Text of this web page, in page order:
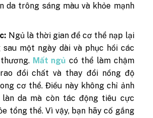
da trông sáng màu và khỏe mạnh
Ngủ là thời gian để cơ thể nạp lại
sau một ngày dài và phục hồi các
Mất ngủ có thể làm chậm
đổi chất và thay đổi nồng độ
cơ thể. Điều này không chỉ ảnh
làn da mà còn tác động tiêu cực
tổng thể. Vì vậy, bạn hãy cố gắng